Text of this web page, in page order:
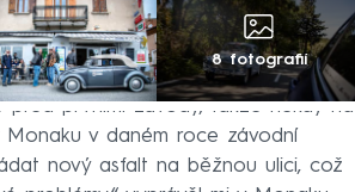
8 fotografií
před prvními závody, takže někdy na
v daném roce závodní
nový asfalt na běžnou ulici, což